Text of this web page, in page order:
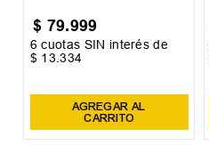
$ 79.999
6 cuotas SIN interés de
$ 13.334
AGREGAR AL
CARRITO